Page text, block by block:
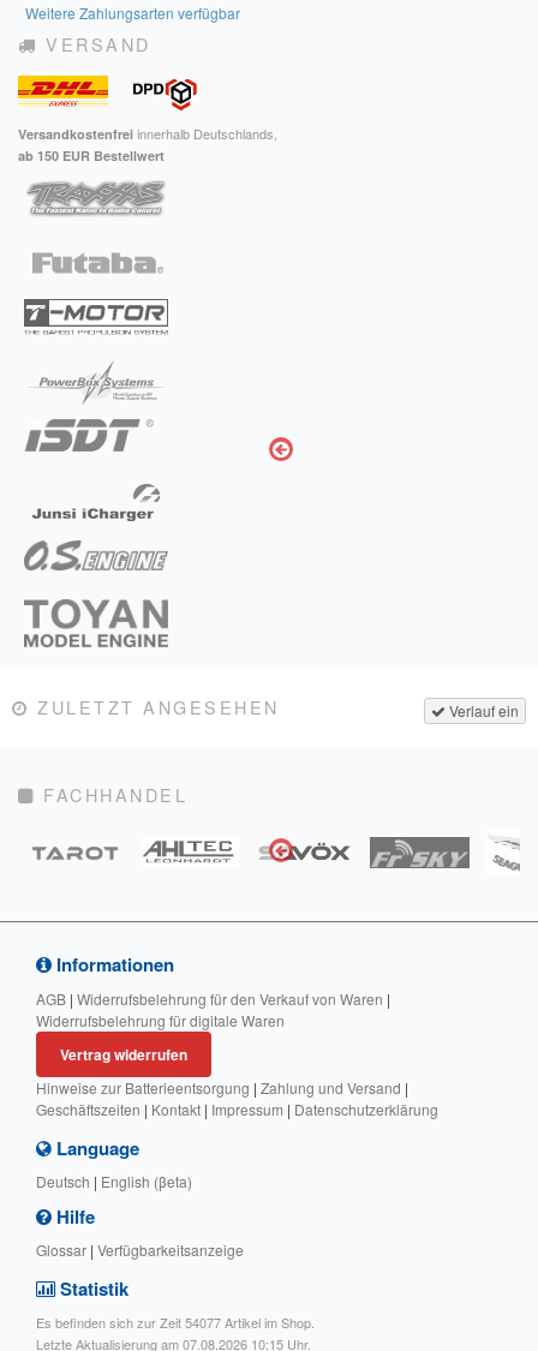
Weitere Zahlungsarten verfügbar
VERSAND
Versandkostenfrei innerhalb Deutschlands,
ab 150 EUR Bestellwert
Verlauf ein
ZULETZT ANGESEHEN
FACHHANDEL
Informationen
AGB | Widerrufsbelehrung für den Verkauf von Waren |
Widerrufsbelehrung für digitale Waren
Vertrag widerrufen
Hinweise zur Batterieentsorgung | Zahlung und Versand |
Geschäftszeiten | Kontakt | Impressum | Datenschutzerklärung
Language
Deutsch | English (βeta)
Hilfe
Glossar | Verfügbarkeitsanzeige
Statistik
Es befinden sich zur Zeit 54077 Artikel im Shop.
Letzte Aktualisierung am 07.08.2026 10:15 Uhr.